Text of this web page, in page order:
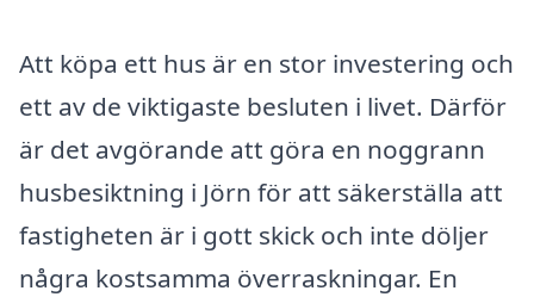
Att köpa ett hus är en stor investering och
ett av de viktigaste besluten i livet. Därför
är det avgörande att göra en noggrann
husbesiktning i Jörn för att säkerställa att
fastigheten är i gott skick och inte döljer
några kostsamma överraskningar. En